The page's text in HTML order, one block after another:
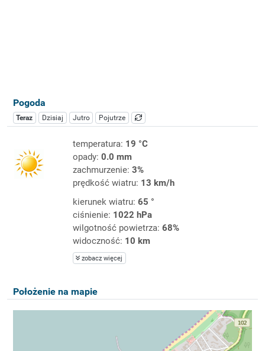
Pogoda
Teraz Dzisiaj Jutro Pojutrze
temperatura: 19 °C
opady: 0.0 mm
zachmurzenie: 3%
prędkość wiatru: 13 km/h
kierunek wiatru: 65 °
ciśnienie: 1022 hPa
wilgotność powietrza: 68%
widoczność: 10 km
zobacz więcej
Położenie na mapie